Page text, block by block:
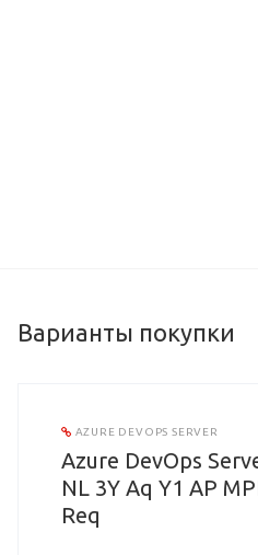
Варианты покупки
AZURE DEVOPS SERVER
Azure DevOps
NL 3Y Aq Y1 AP
Req